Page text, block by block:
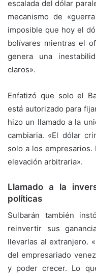
escalada del dólar
mecanismo de
imposible que hoy el
bolívares mientras el
genera una
claros».
Enfatizó que solo el
está autorizado para
hizo un llamado a la
cambiaria. «El dólar
solo a los
elevación arbitraria».
Llamado a la
políticas
Sulbarán también
reinvertir sus
llevarlas al extranjero.
del empresariado
y poder crecer. Lo